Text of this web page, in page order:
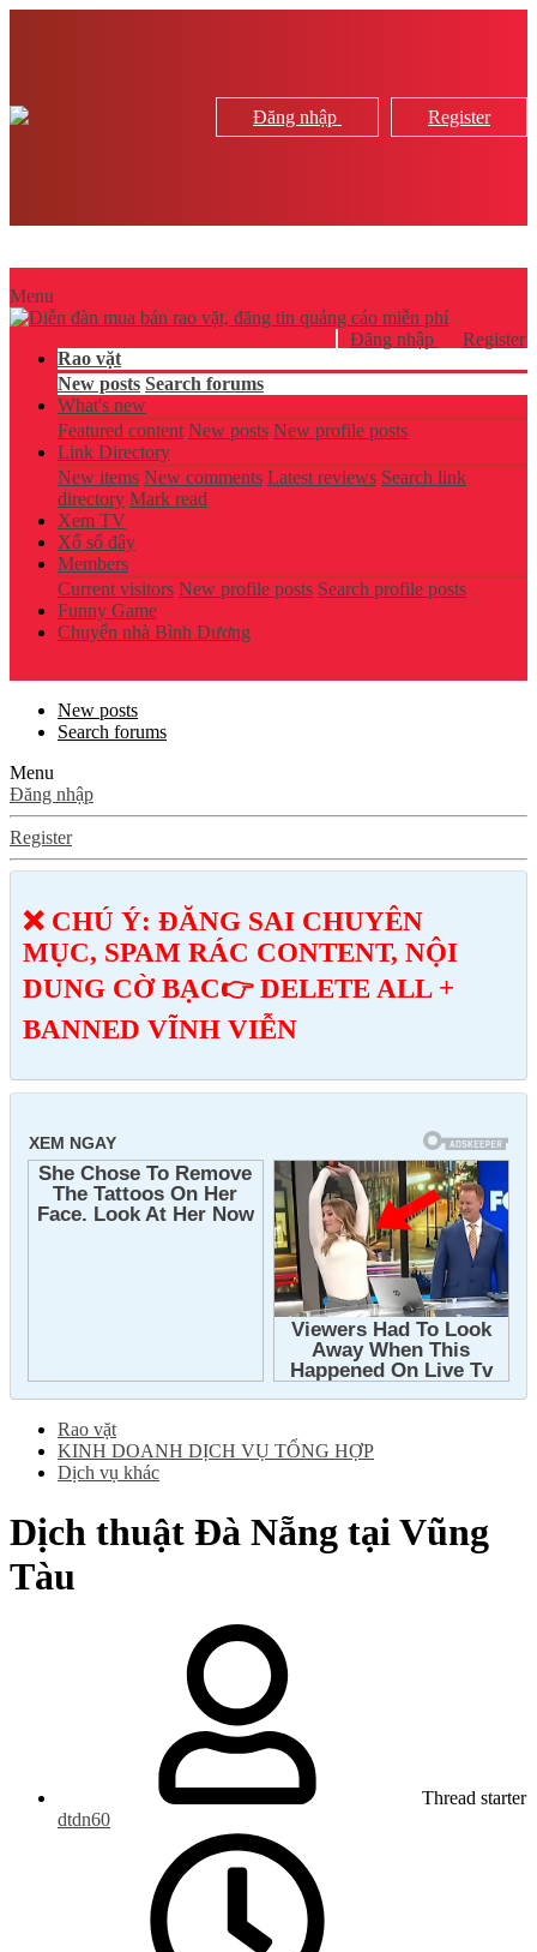
Đăng nhập Register
Menu
Đăng nhập
Register
Rao vặt
New posts Search forums
What's new
Featured content New posts New profile posts
Link Directory
New items New comments Latest reviews Search link
directory Mark read
Xem TV
Xổ số đây
Members
Current visitors New profile posts Search profile posts
Funny Game
Chuyển nhà Bình Dương
New posts
Search forums
Menu
Đăng nhập
Register
❌ CHÚ Ý: ĐĂNG SAI CHUYÊN
MỤC, SPAM RÁC CONTENT, NỘI
DUNG CỜ BẠC👉 DELETE ALL +
BANNED VĨNH VIỄN
Rao vặt
KINH DOANH DỊCH VỤ TỔNG HỢP
Dịch vụ khác
Dịch thuật Đà Nẵng tại Vũng
Tàu
Thread starter
dtdn60